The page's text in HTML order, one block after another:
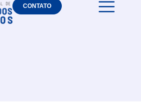
CONTATO